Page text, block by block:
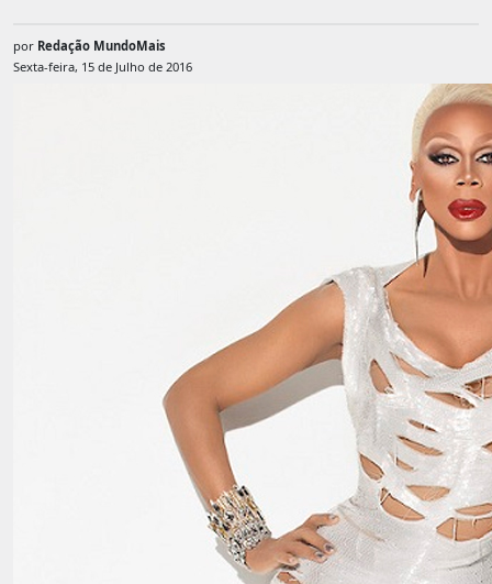
por Redação MundoMais
Sexta-feira, 15 de Julho de 2016